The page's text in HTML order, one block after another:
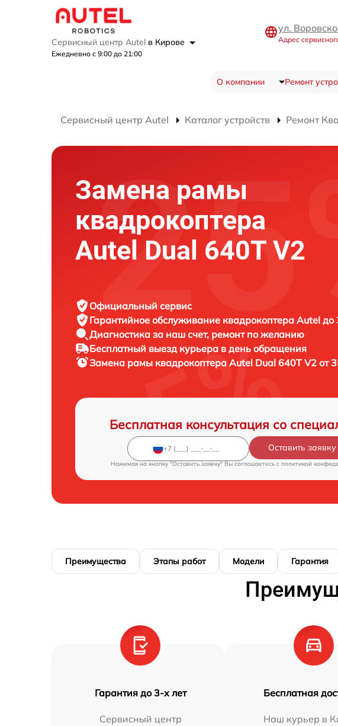
Сервисный центр Autel в Кирове
Ежедневно с 9:00 до 21:00
ул.
Адрес
О компании Ремонт
Сервисный центр Autel Каталог устройств Ремонт
Замена рамы
квадрокоптера
Autel Dual 640T V2
Официальный сервис
Гарантийное обслуживание квадрокоптера Autel до
Диагностика за наш счет, ремонт по желанию
Бесплатный выезд курьера в день обращения
Замена рамы квадрокоптера Autel Dual 640T V2 от
Бесплатная консультация со
Оставить заявку
Нажимая на кнопку "Оставить заявку" Вы соглашаетесь c политикой
Преимущества Этапы работ Модели Гарантия
Гарантия до 3-х лет
Сервисный центр
Бесплатная
Наш курьер в